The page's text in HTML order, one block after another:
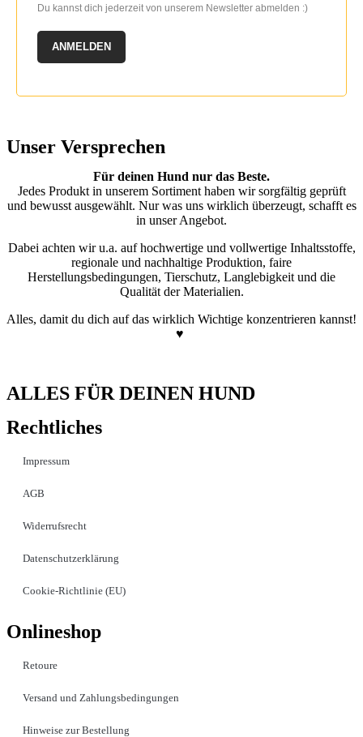
Du kannst dich jederzeit von unserem Newsletter abmelden :)
ANMELDEN
Unser Versprechen
Für deinen Hund nur das Beste.
Jedes Produkt in unserem Sortiment haben wir sorgfältig geprüft
und bewusst ausgewählt. Nur was uns wirklich überzeugt, schafft es
in unser Angebot.
Dabei achten wir u.a. auf hochwertige und vollwertige Inhaltsstoffe,
regionale und nachhaltige Produktion, faire
Herstellungsbedingungen, Tierschutz, Langlebigkeit und die
Qualität der Materialien.
Alles, damit du dich auf das wirklich Wichtige konzentrieren kannst!
♥
ALLES FÜR DEINEN HUND
Rechtliches
Impressum
AGB
Widerrufsrecht
Datenschutzerklärung
Cookie-Richtlinie (EU)
Onlineshop
Retoure
Versand und Zahlungsbedingungen
Hinweise zur Bestellung